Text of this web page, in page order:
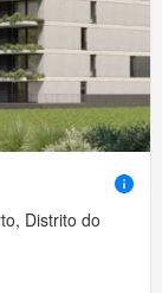
Distrito do